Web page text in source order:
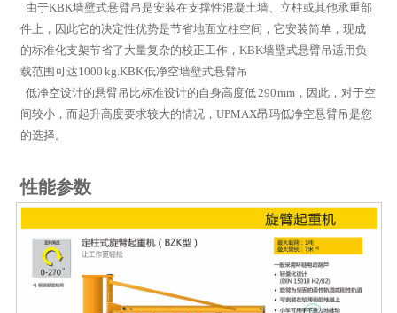
由于KBK墙壁式悬臂吊是安装在支撑性混凝土墙、立柱或其他承重部
件上，因此它的决定性优势是节省地面立柱空间，它安装简单，现成
的标准化支架节省了大量复杂的校正工作，KBK墙壁式悬臂吊适用负
载范围可达1000 kg.KBK 低净空墙壁式悬臂吊
低净空设计的悬臂吊比标准设计的自身高度低 290 mm，因此，对于空
间较小，而起升高度要求较大的情况，UPMAX昂玛低净空悬臂吊是您
的选择。
性能参数